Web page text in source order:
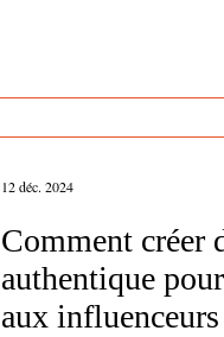
Comment créer
authentique
aux influenceurs
12 déc. 2024